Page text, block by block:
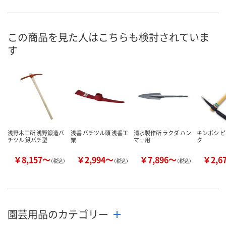
この商品を見た人はこちらも検討されていま
す
浅野木工所 浅野鍛造バ
チツル 鍬バチ型
￥8,157～（税込）
浅香 バチツル頭 浅香工
業
￥2,994～（税込）
清水製作所 ラクダ ハン
マー用
￥7,896～（税込）
キンボシ
ク
￥
園芸用品のカテゴリー